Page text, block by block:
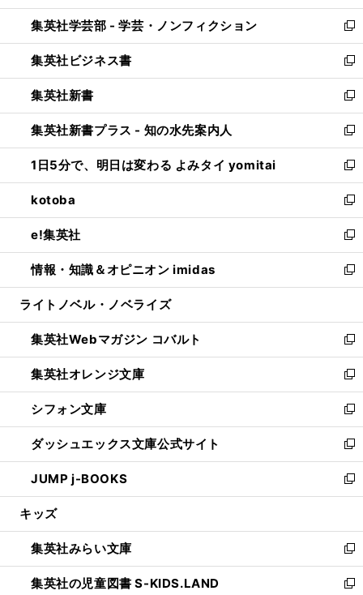
開
く
ウ
で
開
く
ン
ド
ウ
で
開
く
ウ
ィ
ン
ド
ウ
で
開
く
集英社学芸部 - 学芸・ノンフィクション
新
し
い
ウ
ィ
ン
ド
ウ
で
開
く
集英社ビジネス書
新
し
い
ウ
ィ
ン
ド
ウ
で
開
く
集英社新書
新
し
い
ウ
ィ
ン
ド
ウ
で
開
く
集英社新書プラス - 知の水先案内人
新
し
い
ウ
ィ
ン
ド
ウ
で
開
1日5分で、明日は変わる よみタイ yomitai
新
し
い
ウ
ィ
ン
ド
ウ
開
く
kotoba
新
し
い
ウ
ィ
ン
ウ
で
開
く
e!集英社
新
し
い
ウ
ン
ド
ウ
で
開
く
情報・知識＆オピニオン imidas
新
し
ウ
ィ
ン
ド
ウ
で
開
く
ライトノベル・ノベライズ
集英社Webマガジン コバルト
新
し
い
ウ
ィ
ン
ド
ウ
で
開
集英社オレンジ文庫
新
し
い
ウ
ィ
ン
ド
ウ
開
く
シフォン文庫
新
し
い
ウ
ィ
ン
ウ
で
開
く
ダッシュエックス文庫公式サイト
新
し
い
ウ
ン
ド
ウ
で
JUMP j-BOOKS
新
し
ウ
ィ
ン
ド
キッズ
集英社みらい文庫
新
し
い
集英社の児童図書 S-KIDS.LAND
新